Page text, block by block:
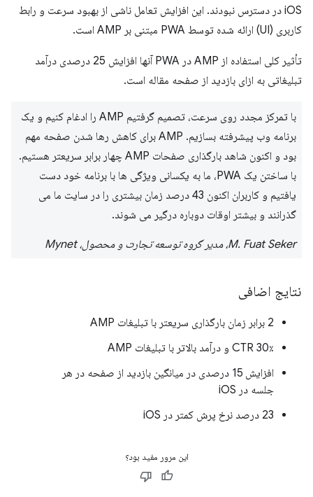
iOS در دسترس نبودند. این افزایش تعامل ناشی از بهبود سرعت و رابط
کاربری (UI) ارائه شده توسط PWA مبتنی بر AMP است.
تأثیر کلی استفاده از AMP در PWA آنها افزایش 25 درصدی درآمد
تبلیغاتی به ازای بازدید از صفحه مقاله است.
با تمرکز مجدد روی سرعت، تصمیم گرفتیم AMP را ادغام کنیم و یک
برنامه وب پیشرفته بسازیم. AMP برای کاهش رها شدن صفحه مهم
بود و اکنون شاهد بارگذاری صفحات AMP چهار برابر سریعتر هستیم.
با ساختن یک PWA، ما به یکسانی ویژگی ها با برنامه خود دست
یافتیم و کاربران اکنون 43 درصد زمان بیشتری را در سایت ما می
گذرانند و بیشتر اوقات دوباره درگیر می شوند.
M. Fuat Seker، مدیر گروه توسعه تجارت و محصول، Mynet
نتایج اضافی
2 برابر زمان بارگذاری سریعتر با تبلیغات AMP
30٪ CTR و درآمد بالاتر با تبلیغات AMP
افزایش 15 درصدی در میانگین بازدید از صفحه در هر
جلسه در iOS
23 درصد نرخ پرش کمتر در iOS
این مرور مفید بود؟